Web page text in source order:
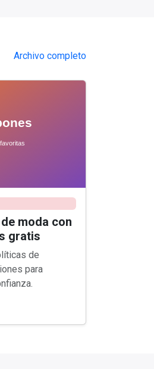
Archivo completo
moda con
gratis
de
para